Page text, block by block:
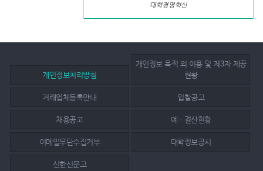
대학경영혁신
개인정보처리방침
개인정보 목적 외 이용 및 제3자 제공
현황
거래업체등록안내 입찰공고
채용공고 예ㆍ결산현황
이메일무단수집거부 대학정보공시
신한신문고